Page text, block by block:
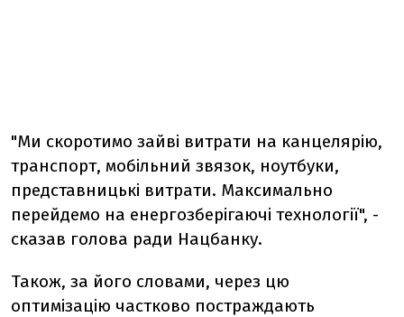
"Ми скоротимо зайві витрати на канцелярію,
транспорт, мобільний звязок, ноутбуки,
представницькі витрати. Максимально
перейдемо на енергозберігаючі технології", -
сказав голова ради Нацбанку.
Також, за його словами, через цю
оптимізацію частково постраждають